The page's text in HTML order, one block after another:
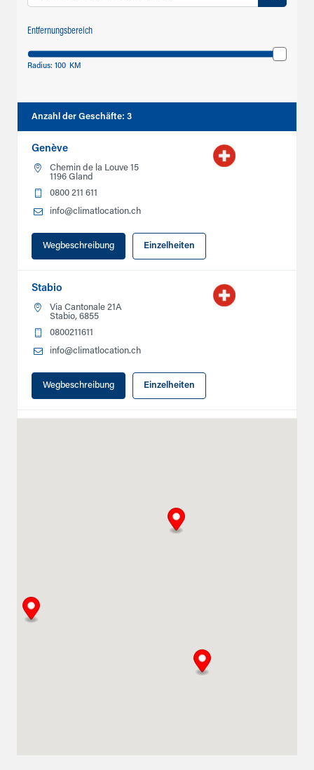
Entfernungsbereich
Radius: 100 KM
Anzahl der Geschäfte: 3
Genève
Chemin de la Louve 15
1196 Gland
0800 211 611
info@climatlocation.ch
Wegbeschreibung Einzelheiten
Stabio
Via Cantonale 21A
Stabio, 6855
0800211611
info@climatlocation.ch
Wegbeschreibung Einzelheiten